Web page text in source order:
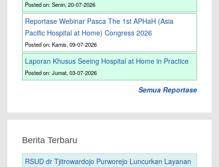
Posted on: Senin, 20-07-2026
Reportase Webinar Pasca The 1st APHaH (Asia
Pacific Hospital at Home) Congress 2026
Posted on: Kamis, 09-07-2026
Laporan Khusus Seeing Hospital at Home in Practice
Posted on: Jumat, 03-07-2026
Semua Reportase
Berita Terbaru
RSUD dr Tjitrowardojo Purworejo Luncurkan Layanan